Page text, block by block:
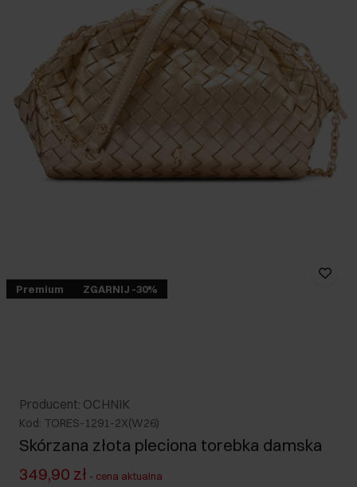
Premium ZGARNIJ -30%
Producent: OCHNIK
Kod: TORES-1291-2X(W26)
Skórzana złota pleciona torebka damska
349,90 zł - cena aktualna